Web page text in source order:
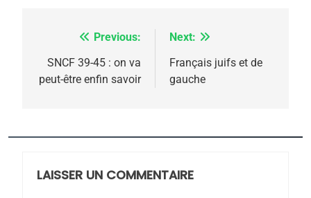
Navigation
de
l’article
Previous:
SNCF 39-45 : on va
peut-être enfin savoir
Next:
Français juifs et de
gauche
LAISSER UN COMMENTAIRE
2025, l’année la plus
rapport d’ADL contre
FRANCE ISRAÉL